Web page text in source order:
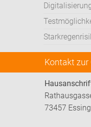
Kontakt zur
73457